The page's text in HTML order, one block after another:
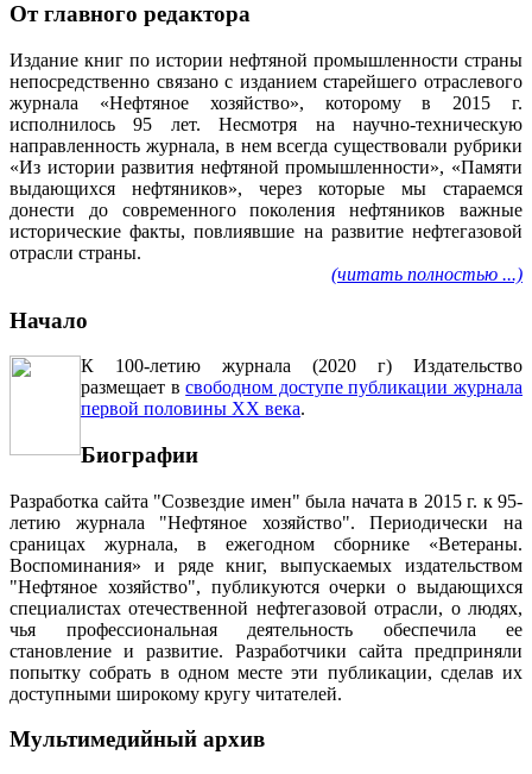
От главного редактора
Издание книг по истории нефтяной промышленности страны
непосредственно связано с изданием старейшего отраслевого
журнала «Нефтяное хозяйство», которому в 2015 г.
исполнилось 95 лет. Несмотря на научно-техническую
направленность журнала, в нем всегда существовали рубрики
«Из истории развития нефтяной промышленности», «Памяти
выдающихся нефтяников», через которые мы стараемся
донести до современного поколения нефтяников важные
исторические факты, повлиявшие на развитие нефтегазовой
отрасли страны.
(читать полностью ...)
Начало
К 100-летию журнала (2020 г) Издательство
размещает всвободном доступе публикации журнала
первой половины ХХ века.
Биографии
Разработка сайта "Созвездие имен" была начата в 2015 г. к 95-
летию журнала "Нефтяное хозяйство". Периодически на
сраницах журнала, в ежегодном сборнике «Ветераны.
Воспоминания» и ряде книг, выпускаемых издательством
"Нефтяное хозяйство", публикуются очерки о выдающихся
специалистах отечественной нефтегазовой отрасли, о людях,
чья профессиональная деятельность обеспечила ее
становление и развитие. Разработчики сайта предприняли
попытку собрать в одном месте эти публикации, сделав их
доступными широкому кругу читателей.
Мультимедийный архив